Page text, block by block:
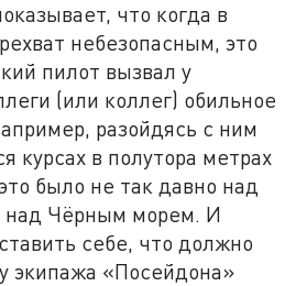
что когда в
небезопасным, это
пилот вызвал у
(или коллег) обильное
разойдясь с ним
курсах в полутора метрах
было не так давно над
над Чёрным морем. И
себе, что должно
экипажа «Посейдона»